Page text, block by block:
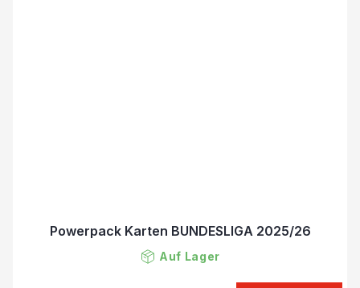
Powerpack Karten BUNDESLIGA 2025/26
Auf Lager